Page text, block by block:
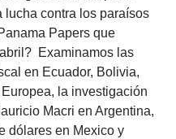
lucha contra los paraísos
Papers que
Examinamos las
en Ecuador, Bolivia,
la investigación
Macri en Argentina,
dólares en Mexico y